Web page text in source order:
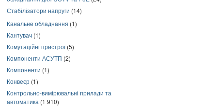
Стабілізатори напруги (14)
Канальне обладнання (1)
Кантувач (1)
Комутаційні пристрої(5)
Компоненти АСУТП (2)
Компоненти (1)
Конвеєр (1)
Контрольно-вимірювальні прилади та
автоматика (1 910)